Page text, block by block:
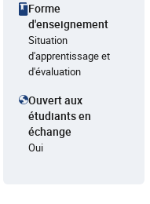
Forme
d'enseignement
Situation
d'apprentissage et
d'évaluation
Ouvert aux
étudiants en
échange
Oui